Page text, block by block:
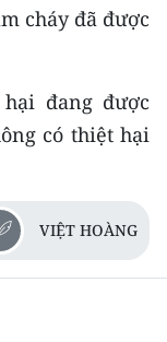
cháy đã được
đang được
có thiệt hại
VIỆT HOÀNG